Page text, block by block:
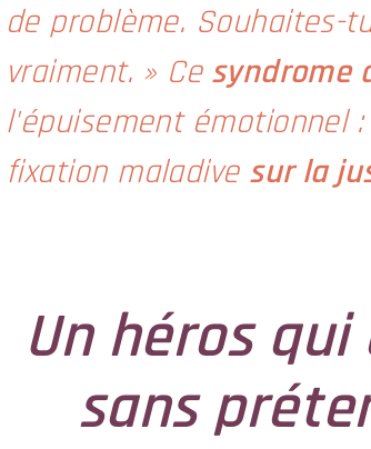
de problème. Souhaites-
vraiment. » Cesyndrome
l'épuisement émotionnel
fixation maladive sur la
Un héros
sans